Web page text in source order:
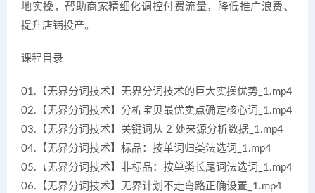
地实操，帮助商家精细化调控付费流量，降低推广浪费、
提升店铺投产。
课程目录
01.【无界分词技术】无界分词技术的巨大实操优势_1.mp4
02.【无界分词技术】分析宝贝最优卖点确定核心词_1.mp4
03.【无界分词技术】关键词从 2 处来源分析数据_1.mp4
04.【无界分词技术】标品：按单词归类法选词_1.mp4
05.【无界分词技术】非标品：按单类长尾词法选词_1.mp4
06.【无界分词技术】无界计划不走弯路正确设置_1.mp4